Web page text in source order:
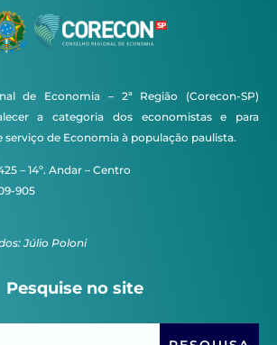
de Economia – 2ª Região (Corecon-SP)
a categoria dos economistas e para
serviço de Economia à população paulista.
– 14º. Andar – Centro
905
Júlio Poloni
Pesquise no site